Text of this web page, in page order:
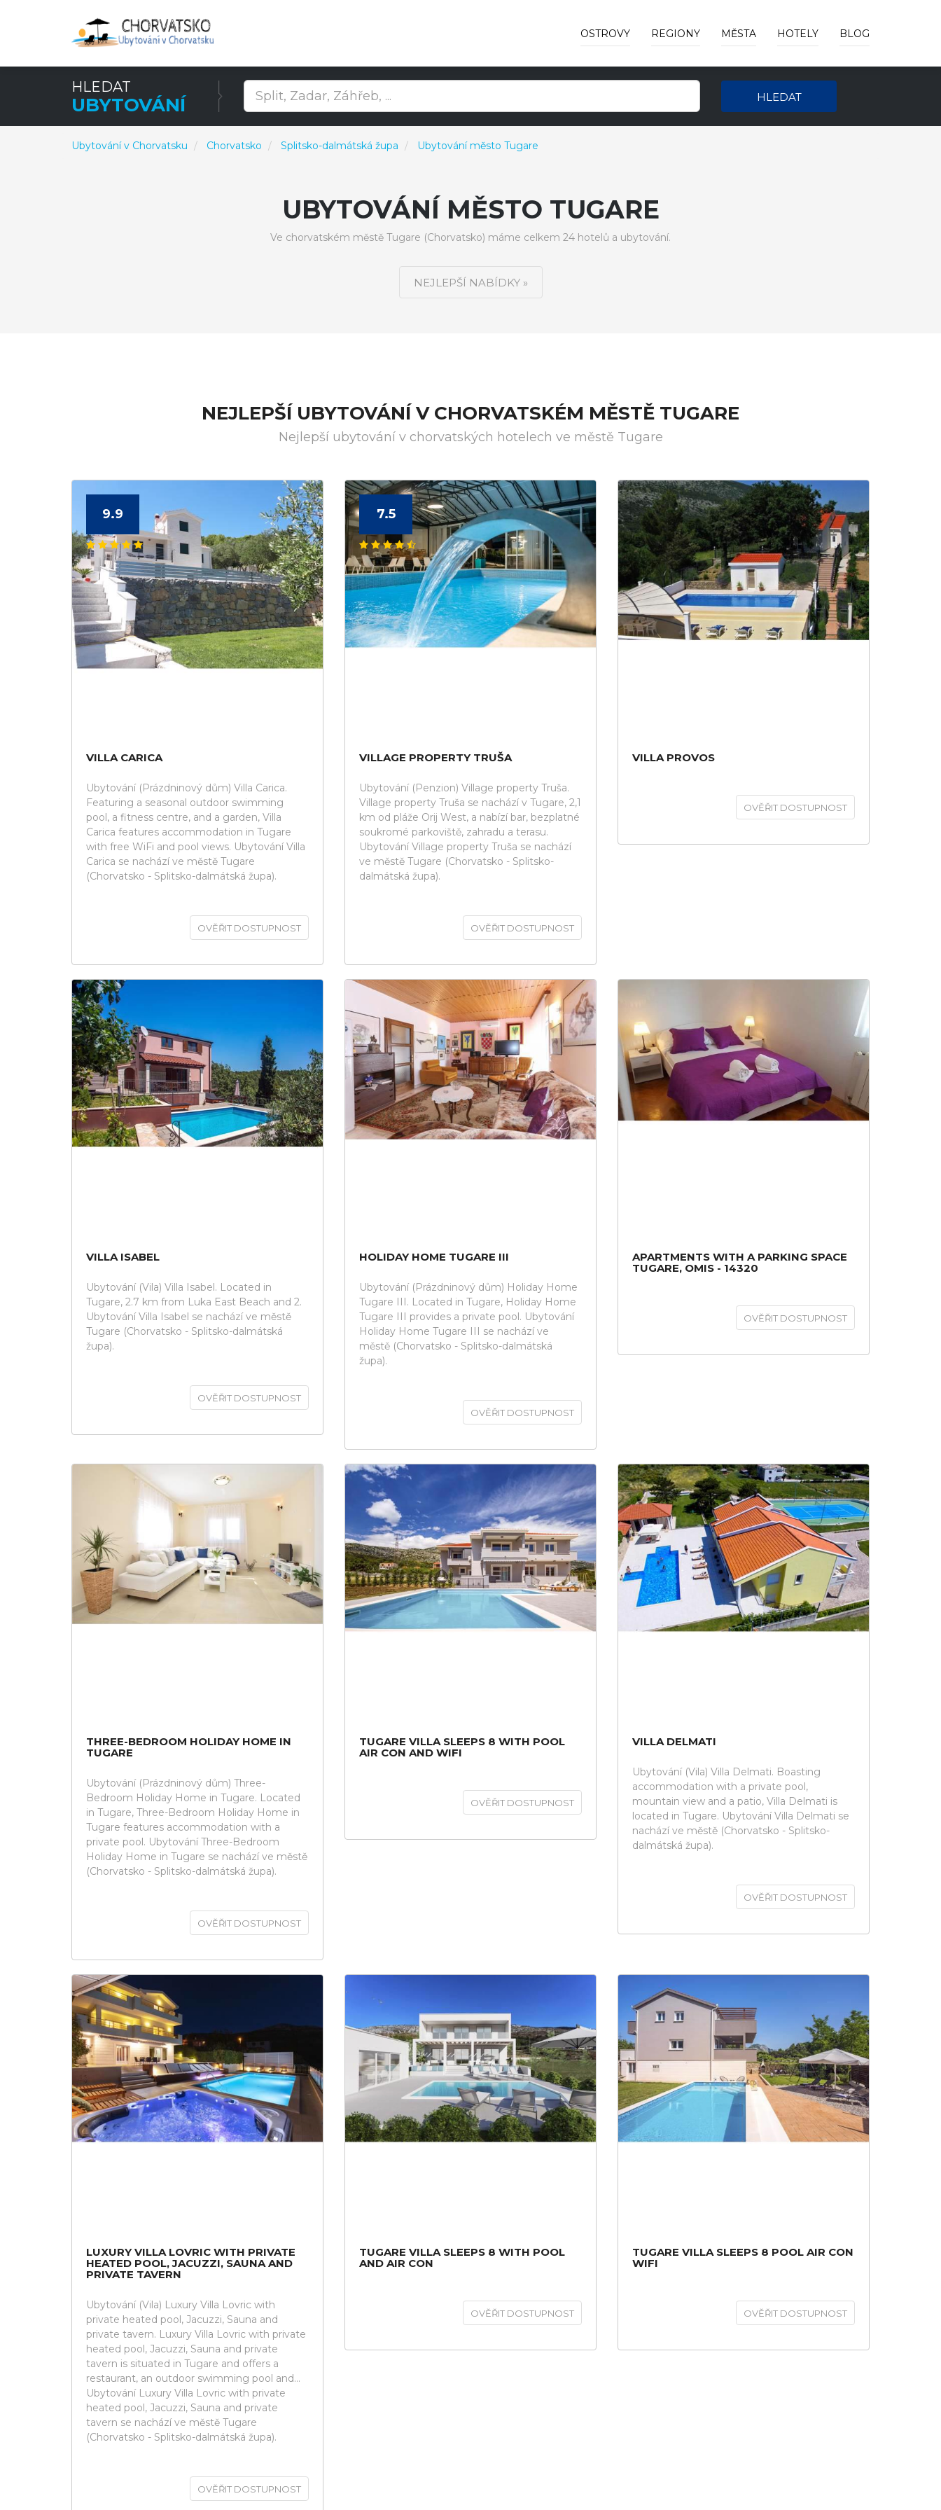
OSTROVY REGIONY MĚSTA HOTELY BLOG
HLEDAT
UBYTOVÁNÍ HLEDAT
Ubytování v Chorvatsku Chorvatsko Splitsko-dalmátská župa Ubytování město Tugare
UBYTOVÁNÍ MĚSTO TUGARE
Ve chorvatském městě Tugare (Chorvatsko) máme celkem 24 hotelů a ubytování.
NEJLEPŠÍ NABÍDKY »
NEJLEPŠÍ UBYTOVÁNÍ V CHORVATSKÉM MĚSTĚ TUGARE
Nejlepší ubytování v chorvatských hotelech ve městě Tugare
9.9
VILLA CARICA
Ubytování (Prázdninový dům) Villa Carica.
Featuring a seasonal outdoor swimming
pool, a fitness centre, and a garden, Villa
Carica features accommodation in Tugare
with free WiFi and pool views. Ubytování Villa
Carica se nachází ve městě Tugare
(Chorvatsko - Splitsko-dalmátská župa).
OVĚŘIT DOSTUPNOST
7.5
VILLAGE PROPERTY TRUŠA
Ubytování (Penzion) Village property Truša.
Village property Truša se nachází v Tugare, 2,1
km od pláže Orij West, a nabízí bar, bezplatné
soukromé parkoviště, zahradu a terasu.
Ubytování Village property Truša se nachází
ve městě Tugare (Chorvatsko - Splitsko-
dalmátská župa).
OVĚŘIT DOSTUPNOST
VILLA PROVOS
OVĚŘIT DOSTUPNOST
VILLA ISABEL
Ubytování (Vila) Villa Isabel. Located in
Tugare, 2.7 km from Luka East Beach and 2.
Ubytování Villa Isabel se nachází ve městě
Tugare (Chorvatsko - Splitsko-dalmátská
župa).
OVĚŘIT DOSTUPNOST
HOLIDAY HOME TUGARE III
Ubytování (Prázdninový dům) Holiday Home
Tugare III. Located in Tugare, Holiday Home
Tugare III provides a private pool. Ubytování
Holiday Home Tugare III se nachází ve
městě (Chorvatsko - Splitsko-dalmátská
župa).
OVĚŘIT DOSTUPNOST
APARTMENTS WITH A PARKING SPACE
TUGARE, OMIS - 14320
OVĚŘIT DOSTUPNOST
THREE-BEDROOM HOLIDAY HOME IN
TUGARE
Ubytování (Prázdninový dům) Three-
Bedroom Holiday Home in Tugare. Located
in Tugare, Three-Bedroom Holiday Home in
Tugare features accommodation with a
private pool. Ubytování Three-Bedroom
Holiday Home in Tugare se nachází ve městě
(Chorvatsko - Splitsko-dalmátská župa).
OVĚŘIT DOSTUPNOST
TUGARE VILLA SLEEPS 8 WITH POOL
AIR CON AND WIFI
OVĚŘIT DOSTUPNOST
VILLA DELMATI
Ubytování (Vila) Villa Delmati. Boasting
accommodation with a private pool,
mountain view and a patio, Villa Delmati is
located in Tugare. Ubytování Villa Delmati se
nachází ve městě (Chorvatsko - Splitsko-
dalmátská župa).
OVĚŘIT DOSTUPNOST
LUXURY VILLA LOVRIC WITH PRIVATE
HEATED POOL, JACUZZI, SAUNA AND
PRIVATE TAVERN
Ubytování (Vila) Luxury Villa Lovric with
private heated pool, Jacuzzi, Sauna and
private tavern. Luxury Villa Lovric with private
heated pool, Jacuzzi, Sauna and private
tavern is situated in Tugare and offers a
restaurant, an outdoor swimming pool and...
Ubytování Luxury Villa Lovric with private
heated pool, Jacuzzi, Sauna and private
tavern se nachází ve městě Tugare
(Chorvatsko - Splitsko-dalmátská župa).
OVĚŘIT DOSTUPNOST
TUGARE VILLA SLEEPS 8 WITH POOL
AND AIR CON
OVĚŘIT DOSTUPNOST
TUGARE VILLA SLEEPS 8 POOL AIR CON
WIFI
OVĚŘIT DOSTUPNOST